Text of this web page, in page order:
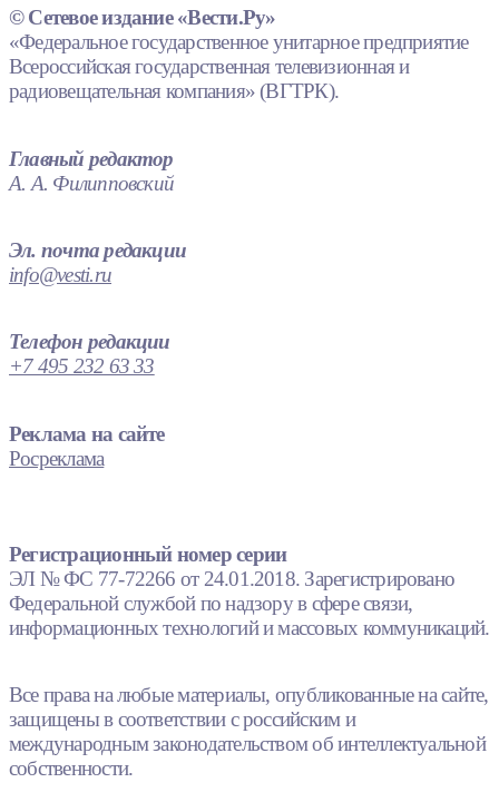
© Сетевое издание «Вести.Ру»
«Федеральное государственное унитарное предприятие
Всероссийская государственная телевизионная и
радиовещательная компания» (ВГТРК).
Главный редактор
А. А. Филипповский
Эл. почта редакции
info@vesti.ru
Телефон редакции
+7 495 232 63 33
Реклама на сайте
Росреклама
Регистрационный номер серии
ЭЛ № ФС 77-72266 от 24.01.2018. Зарегистрировано
Федеральной службой по надзору в сфере связи,
информационных технологий и массовых коммуникаций.
Все права на любые материалы, опубликованные на сайте,
защищены в соответствии с российским и
международным законодательством об интеллектуальной
собственности.